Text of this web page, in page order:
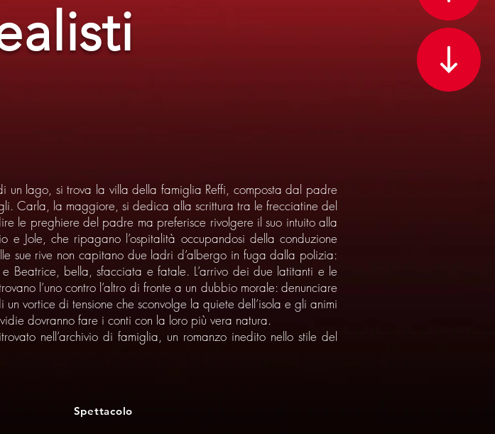
un lago, si trova la villa della famiglia Reffi, composta dal padre
Carla, la maggiore, si dedica alla scrittura tra le frecciatine del
le preghiere del padre ma preferisce rivolgere il suo intuito alla
Jole, che ripagano l’ospitalità occupandosi della conduzione
sue rive non capitano due ladri d’albergo in fuga dalla polizia:
Beatrice, bella, sfacciata e fatale. L’arrivo dei due latitanti e le
l’uno contro l’altro di fronte a un dubbio morale: denunciare
vortice di tensione che sconvolge la quiete dell’isola e gli animi
dovranno fare i conti con la loro più vera natura.
nell’archivio di famiglia, un romanzo inedito nello stile del
Spettacolo